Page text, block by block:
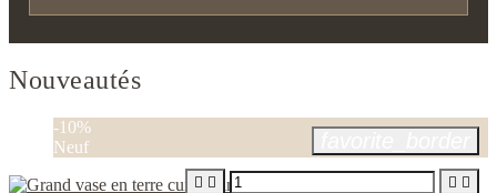
Nouveautés
-10%
Neuf
   